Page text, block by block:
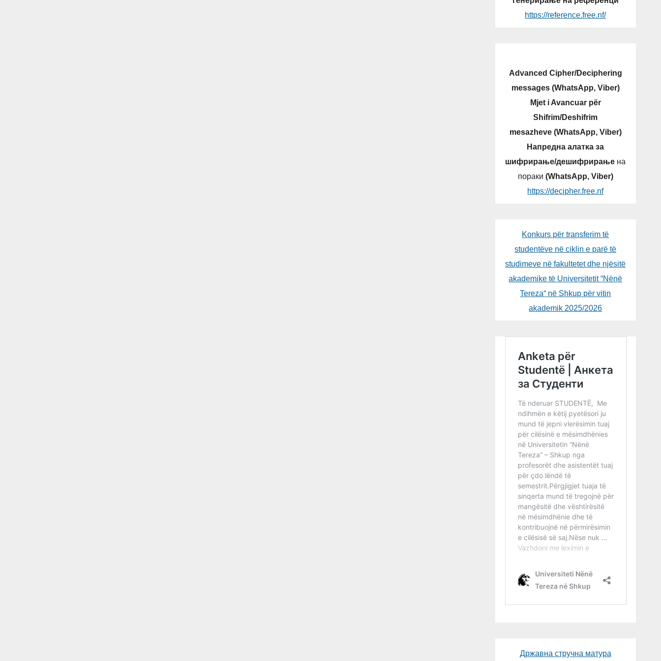
https://reference.free.nf/
Advanced Cipher/Deciphering
messages (WhatsApp, Viber)
Mjet i Avancuar për
Shifrim/Deshifrim
mesazheve (WhatsApp, Viber)
Напредна алатка за
шифрирање/дешифрирање на
пораки (WhatsApp, Viber)
https://decipher.free.nf
Konkurs për transferim të
studentëve në ciklin e parë të
studimeve në fakultetet dhe njësitë
akademike të Universitetit “Nënë
Tereza“ në Shkup për vitin
akademik 2025/2026
Државна стручна матура